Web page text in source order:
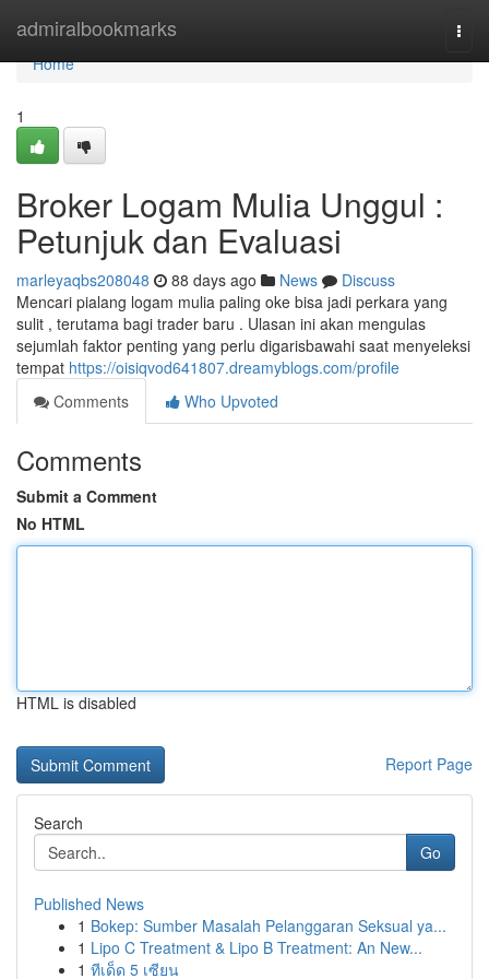
admiralbookmarks
Home
Home
1
Broker Logam Mulia Unggul :
Petunjuk dan Evaluasi
marleyaqbs208048 88 days ago News
Discuss
Mencari pialang logam mulia paling oke bisa jadi perkara yang
sulit , terutama bagi trader baru . Ulasan ini akan mengulas
sejumlah faktor penting yang perlu digarisbawahi saat menyeleksi
tempat https://oisiqvod641807.dreamyblogs.com/profile
Comments
Who Upvoted
Comments
Submit a Comment
No HTML
HTML is disabled
Report Page
Search
Go
Published News
1 Bokep: Sumber Masalah Pelanggaran Seksual ya...
1 Lipo C Treatment & Lipo B Treatment: An New...
1 ทีเด็ด 5 เซียน